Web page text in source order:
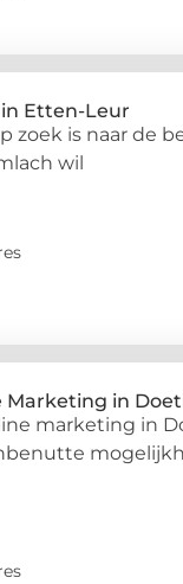
Etten-Leur
zoek is naar de
wil
Marketing in
marketing in